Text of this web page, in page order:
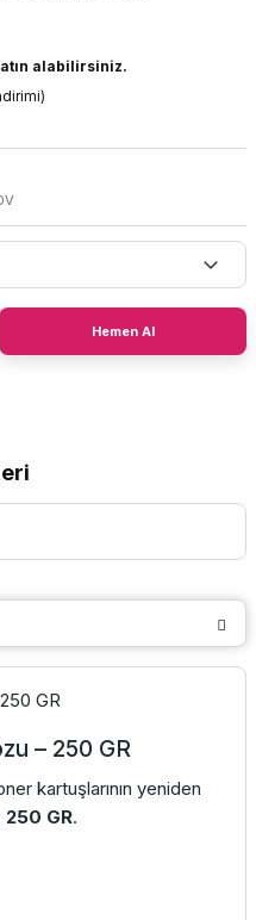
alabilirsiniz.
Hemen Al
– 250 GR
kartuşlarının yeniden
250 GR.